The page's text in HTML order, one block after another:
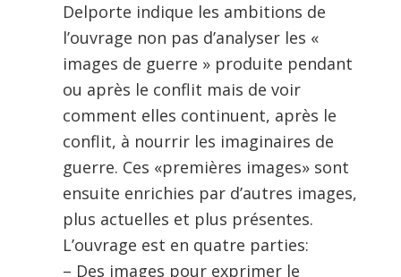
Delporte indique les ambitions de
l’ouvrage non pas d’analyser les «
images de guerre » produite pendant
ou après le conflit mais de voir
comment elles continuent, après le
conflit, à nourrir les imaginaires de
guerre. Ces «premières images» sont
ensuite enrichies par d’autres images,
plus actuelles et plus présentes.
L’ouvrage est en quatre parties:
– Des images pour exprimer le